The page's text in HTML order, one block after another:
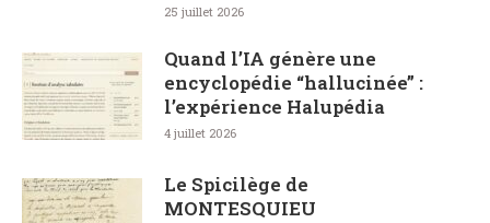
25 juillet 2026
Quand l’IA génère une
encyclopédie “hallucinée” :
l’expérience Halupédia
4 juillet 2026
Le Spicilège de
MONTESQUIEU